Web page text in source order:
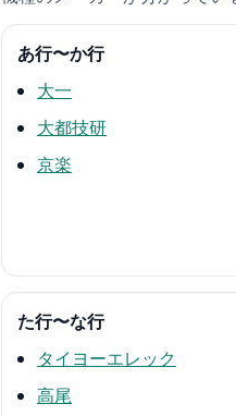
あ行〜か行
大一
大都技研
京楽
た行〜な行
タイヨーエレック
高尾